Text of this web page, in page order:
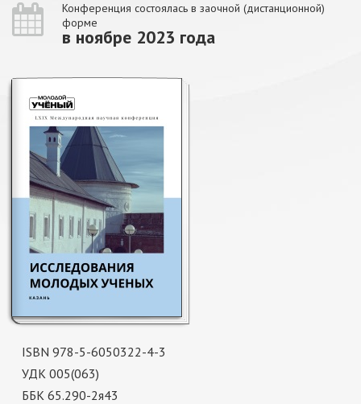
Конференция состоялась в заочной (дистанционной)
форме
в ноябре 2023 года
ISBN 978-5-6050322-4-3
УДК 005(063)
ББК 65.290-2я43